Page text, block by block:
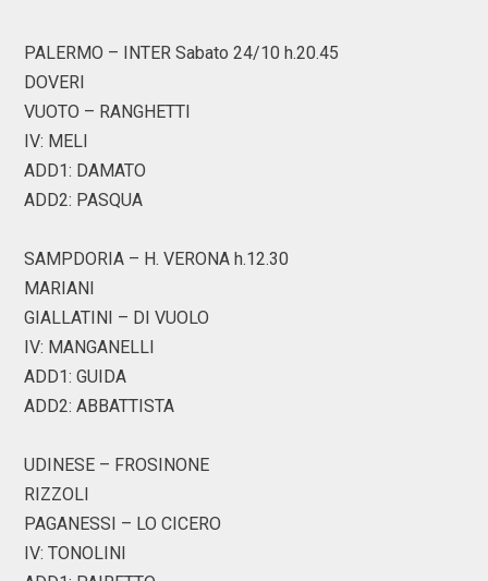
PALERMO – INTER Sabato 24/10 h.20.45
DOVERI
VUOTO – RANGHETTI
IV: MELI
ADD1: DAMATO
ADD2: PASQUA
SAMPDORIA – H. VERONA h.12.30
MARIANI
GIALLATINI – DI VUOLO
IV: MANGANELLI
ADD1: GUIDA
ADD2: ABBATTISTA
UDINESE – FROSINONE
RIZZOLI
PAGANESSI – LO CICERO
IV: TONOLINI